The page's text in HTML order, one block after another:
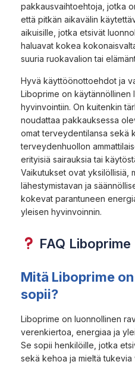
pakkausvaihtoehtoja, jotka
että pitkän aikavälin
aikuisille, jotka etsivät
haluavat kokea
suuria ruokavalion tai
Hyvä käyttöönottoehdot ja
Liboprime on käytännöllinen
hyvinvointiin. On kuitenkin
noudattaa pakkauksessa
omat terveydentilansa sekä
terveydenhuollon
erityisiä sairauksia tai
Vaikutukset ovat yksilöllisiä,
lähestymistavan ja
kokevat parantuneen
yleisen hyvinvoinnin.
FAQ Liboprime
Mitä Liboprime
sopii?
Liboprime on luonnollinen
verenkiertoa, energiaa ja
Se sopii henkilöille, jotka
sekä kehoa ja mieltä tukevia